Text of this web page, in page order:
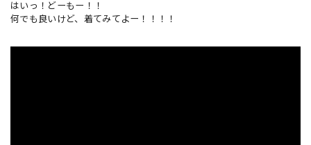
はいっ！どーもー！！
何でも良いけど、着てみてよー！！！！